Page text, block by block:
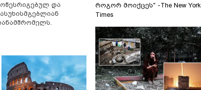
და
როგორ მოიქცეს" -The New York
Times